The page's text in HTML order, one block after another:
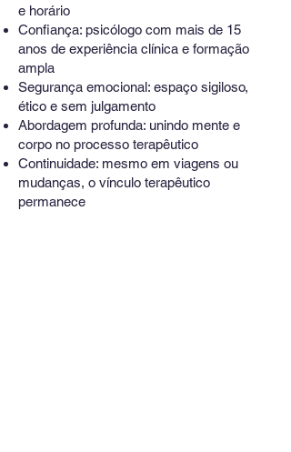
e horário
Confiança: psicólogo com mais de 15
anos de experiência clínica e formação
ampla
Segurança emocional: espaço sigiloso,
ético e sem julgamento
Abordagem profunda: unindo mente e
corpo no processo terapêutico
Continuidade: mesmo em viagens ou
mudanças, o vínculo terapêutico
permanece